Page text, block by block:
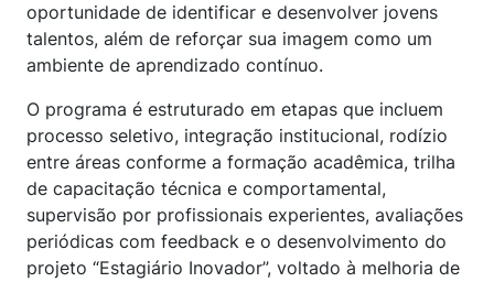
oportunidade de identificar e desenvolver jovens
talentos, além de reforçar sua imagem como um
ambiente de aprendizado contínuo.
O programa é estruturado em etapas que incluem
processo seletivo, integração institucional, rodízio
entre áreas conforme a formação acadêmica, trilha
de capacitação técnica e comportamental,
supervisão por profissionais experientes, avaliações
periódicas com feedback e o desenvolvimento do
projeto “Estagiário Inovador”, voltado à melhoria de